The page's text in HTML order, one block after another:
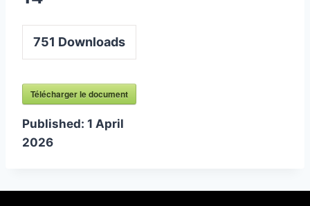
751 Downloads
Télécharger le document
Published: 1 April
2026